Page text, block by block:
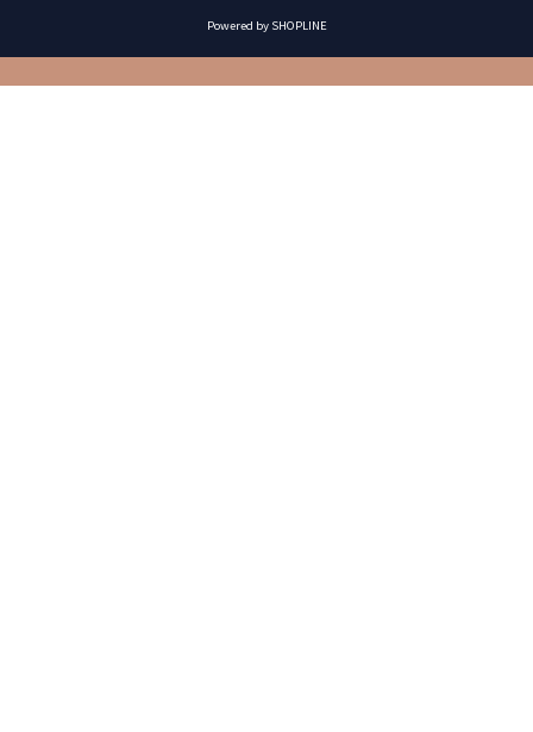
Powered by SHOPLINE